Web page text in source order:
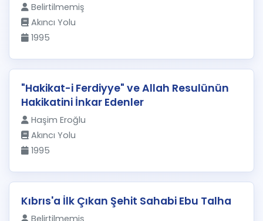
Belirtilmemiş
Akıncı Yolu
1995
"Hakikat-i Ferdiyye" ve Allah Resulünün
Hakikatini İnkar Edenler
Haşim Eroğlu
Akıncı Yolu
1995
Kıbrıs'a İlk Çıkan Şehit Sahabi Ebu Talha
Belirtilmemiş